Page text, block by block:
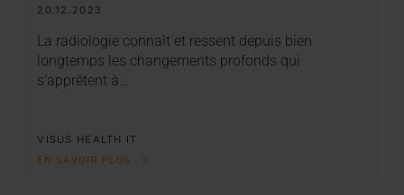
20.12.2023
La radiologie connaît et ressent depuis bien
longtemps les changements profonds qui
s’apprêtent à…
VISUS HEALTH IT
EN SAVOIR PLUS